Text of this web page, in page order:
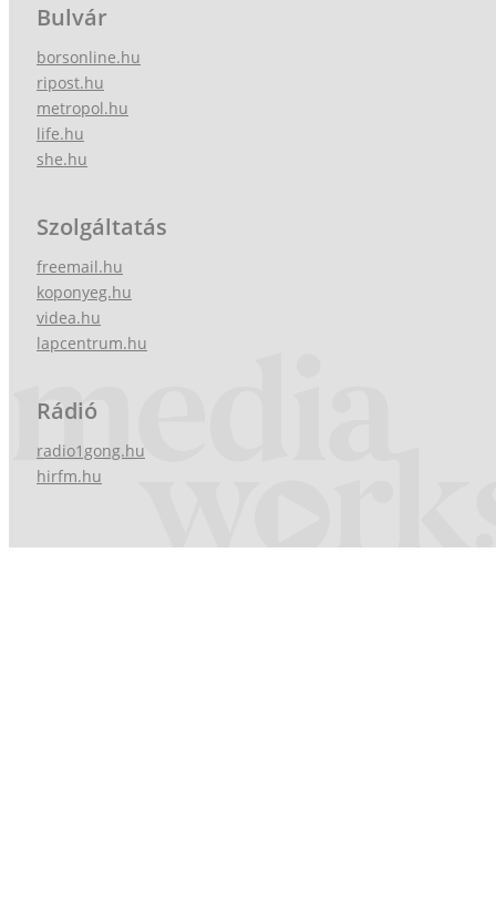
Bulvár
borsonline.hu
ripost.hu
metropol.hu
life.hu
she.hu
Szolgáltatás
freemail.hu
koponyeg.hu
videa.hu
lapcentrum.hu
Rádió
radio1gong.hu
hirfm.hu